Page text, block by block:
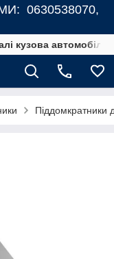
0630538070,
кузова автомобілів
Піддомкратники